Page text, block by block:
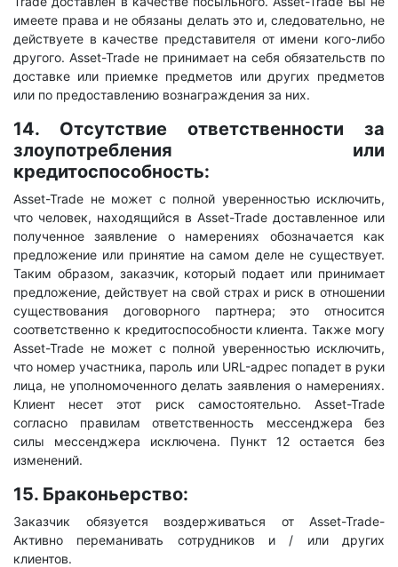
имеете права и не обязаны делать это и, следовательно, не
действуете в качестве представителя от имени кого-либо
другого. Asset-Trade не принимает на себя обязательств по
доставке или приемке предметов или других предметов
или по предоставлению вознаграждения за них.
14. Отсутствие ответственности за
злоупотребления или
кредитоспособность:
Asset-Trade не может с полной уверенностью исключить,
что человек, находящийся в Asset-Trade доставленное или
полученное заявление о намерениях обозначается как
предложение или принятие на самом деле не существует.
Таким образом, заказчик, который подает или принимает
предложение, действует на свой страх и риск в отношении
существования договорного партнера; это относится
соответственно к кредитоспособности клиента. Также могу
Asset-Trade не может с полной уверенностью исключить,
что номер участника, пароль или URL-адрес попадет в руки
лица, не уполномоченного делать заявления о намерениях.
Клиент несет этот риск самостоятельно. Asset-Trade
согласно правилам ответственность мессенджера без
силы мессенджера исключена. Пункт 12 остается без
изменений.
15. Браконьерство:
Заказчик обязуется воздерживаться от Asset-Trade-
Активно переманивать сотрудников и / или других
клиентов.